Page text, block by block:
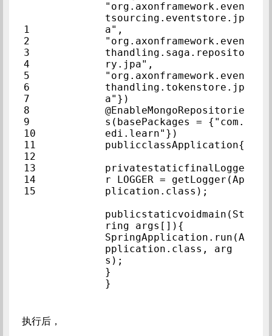
1
2
3
4
5
6
7
8
9
10
11
13
14
15
"org.axonframework.even
tsourcing.eventstore.jp
a",
"org.axonframework.even
thandling.saga.reposito
ry.jpa",
"org.axonframework.even
thandling.tokenstore.jp
a"})
@EnableMongoRepositorie
s(basePackages = {"com.
privatestaticfinalLogge
r LOGGER = getLogger(Ap
publicstaticvoidmain(St
SpringApplication.run(A
pplication.class, arg
s);
}
}
执行后，